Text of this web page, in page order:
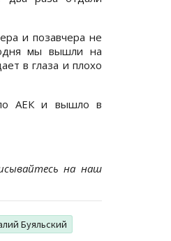
и позавчера не
мы вышли на
в глаза и плохо
АЕК и вышло в
на наш
Буяльский